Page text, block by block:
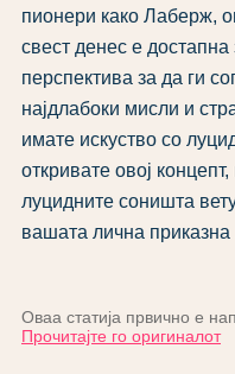
пионери како Лаберж,
свест денес е достапна
перспектива за да ги
најдлабоки мисли и
имате искуство со
откривате овој
луцидните соништа
вашата лична приказна
Оваа статија првично е
Прочитајте го оригиналот